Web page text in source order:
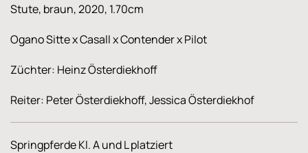
Stute, braun, 2020, 1.70cm
Ogano Sitte x Casall x Contender x Pilot
Züchter: Heinz Österdiekhoff
Reiter: Peter Österdiekhoff, Jessica Österdiekhof
Springpferde Kl. A und L platziert